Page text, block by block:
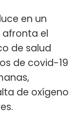
en un
afronta el
de salud
de covid-19
de oxígeno